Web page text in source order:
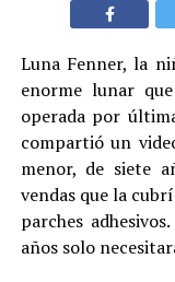
Luna Fenner, la
enorme lunar
operada por
compartió un
menor, de siete
vendas que la
parches
años solo